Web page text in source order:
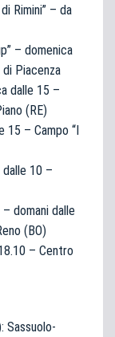
Rimini” – da
– domenica
di Piacenza
dalle 15 –
(RE)
15 – Campo “I
dalle 10 –
– domani dalle
(BO)
– Centro
Sassuolo-